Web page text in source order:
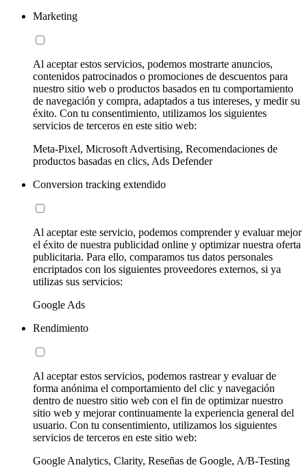
Marketing
Al aceptar estos servicios, podemos mostrarte anuncios,
contenidos patrocinados o promociones de descuentos para
nuestro sitio web o productos basados en tu comportamiento
de navegación y compra, adaptados a tus intereses, y medir su
éxito. Con tu consentimiento, utilizamos los siguientes
servicios de terceros en este sitio web:
Meta-Pixel, Microsoft Advertising, Recomendaciones de
productos basadas en clics, Ads Defender
Conversion tracking extendido
Al aceptar este servicio, podemos comprender y evaluar mejor
el éxito de nuestra publicidad online y optimizar nuestra oferta
publicitaria. Para ello, comparamos tus datos personales
encriptados con los siguientes proveedores externos, si ya
utilizas sus servicios:
Google Ads
Rendimiento
Al aceptar estos servicios, podemos rastrear y evaluar de
forma anónima el comportamiento del clic y navegación
dentro de nuestro sitio web con el fin de optimizar nuestro
sitio web y mejorar continuamente la experiencia general del
usuario. Con tu consentimiento, utilizamos los siguientes
servicios de terceros en este sitio web:
Google Analytics, Clarity, Reseñas de Google, A/B-Testing